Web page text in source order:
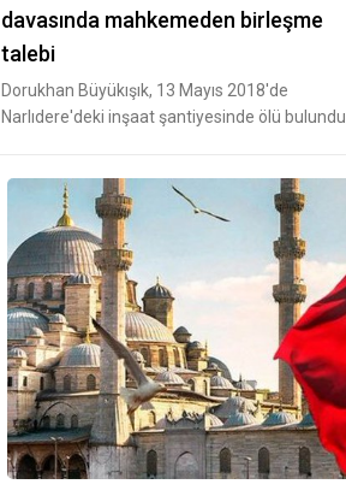
davasında mahkemeden birleşme
talebi
Dorukhan Büyükışık, 13 Mayıs 2018'de
Narlıdere'deki inşaat şantiyesinde ölü bulundu.